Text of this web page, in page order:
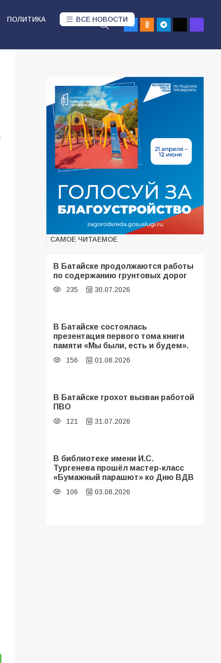
ПОЛИТИКА ВСЕ НОВОСТИ
САМОЕ ЧИТАЕМОЕ
В Батайске продолжаются работы
по содержанию грунтовых дорог
235 30.07.2026
В Батайске состоялась
презентация первого тома книги
памяти «Мы были, есть и будем».
156 01.08.2026
В Батайске грохот вызван работой
ПВО
121 31.07.2026
В библиотеке имени И.С.
Тургенева прошёл мастер-класс
«Бумажный парашют» ко Дню ВДВ
106 03.08.2026